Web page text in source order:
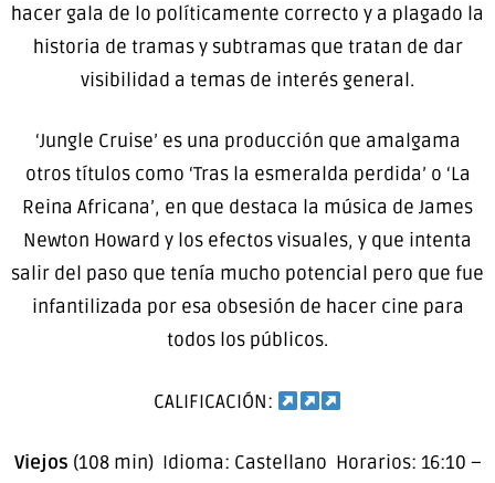
hacer gala de lo políticamente correcto y a plagado la
historia de tramas y subtramas que tratan de dar
visibilidad a temas de interés general.
‘Jungle Cruise’ es una producción que amalgama
otros títulos como ‘Tras la esmeralda perdida’ o ‘La
Reina Africana’, en que destaca la música de James
Newton Howard y los efectos visuales, y que intenta
salir del paso que tenía mucho potencial pero que fue
infantilizada por esa obsesión de hacer cine para
todos los públicos.
CALIFICACIÓN:
Viejos (108 min) Idioma: Castellano Horarios: 16:10 –